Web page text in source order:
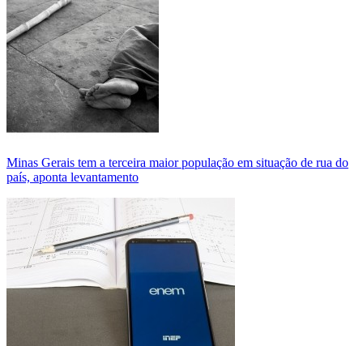
Minas Gerais tem a terceira maior população em situação de rua do
país, aponta levantamento